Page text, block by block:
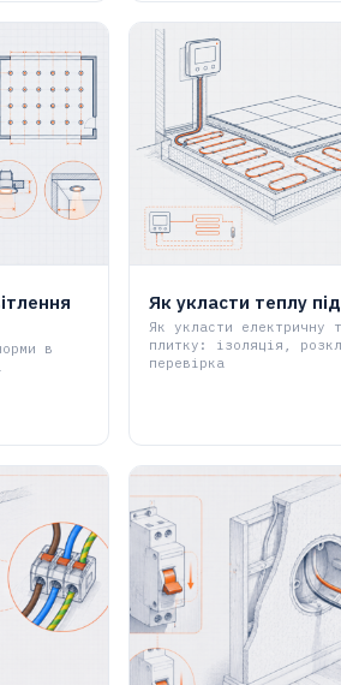
в
Як укласти теплу
Як укласти електричну
плитку: ізоляція,
перевірка